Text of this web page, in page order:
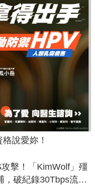
說愛妳！
擊！「KimWolf」殭
，破紀錄30Tbps流量